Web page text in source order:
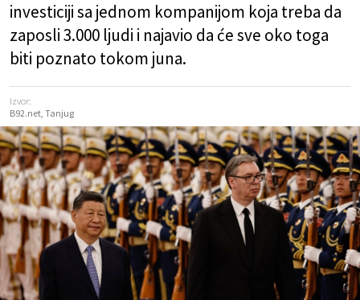
investiciji sa jednom kompanijom koja treba da
zaposli 3.000 ljudi i najavio da će sve oko toga
biti poznato tokom juna.
Izvor:
B92.net, Tanjug